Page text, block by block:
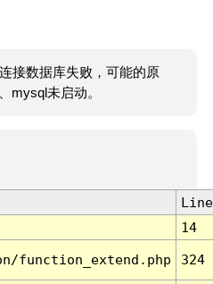
接数据库失败，可能的原
mysql未启动。
Line
14
function_extend.php 324